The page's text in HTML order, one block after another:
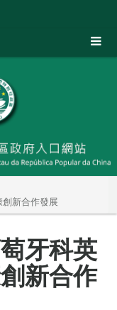
新合作發展
牙科英
新合作